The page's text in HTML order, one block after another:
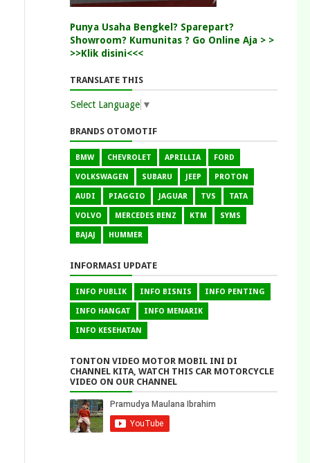
Punya Usaha Bengkel? Sparepart?
Showroom? Kumunitas ? Go Online Aja > >
>>Klik disini<<<
TRANSLATE THIS
Select Language ▼
BRANDS OTOMOTIF
BMW CHEVROLET APRILLIA FORD
VOLKSWAGEN SUBARU JEEP PROTON
AUDI PIAGGIO JAGUAR TVS TATA
VOLVO MERCEDES BENZ KTM SYMS
BAJAJ HUMMER
INFORMASI UPDATE
INFO PUBLIK INFO BISNIS INFO PENTING
INFO HANGAT INFO MENARIK
INFO KESEHATAN
TONTON VIDEO MOTOR MOBIL INI DI
CHANNEL KITA, WATCH THIS CAR MOTORCYCLE
VIDEO ON OUR CHANNEL